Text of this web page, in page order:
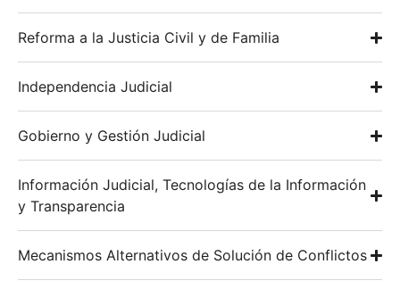
Reforma a la Justicia Civil y de Familia
Independencia Judicial
Gobierno y Gestión Judicial
Información Judicial, Tecnologías de la Información
y Transparencia
Mecanismos Alternativos de Solución de Conflictos